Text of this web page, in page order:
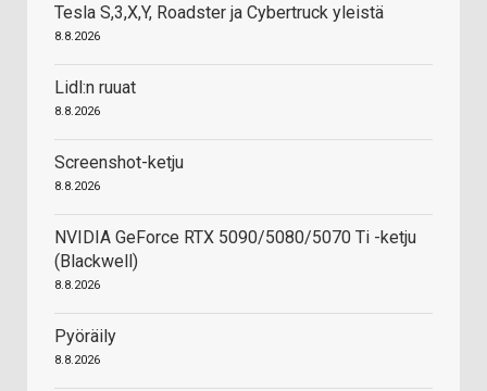
Tesla S,3,X,Y, Roadster ja Cybertruck yleistä
8.8.2026
Lidl:n ruuat
8.8.2026
Screenshot-ketju
8.8.2026
NVIDIA GeForce RTX 5090/5080/5070 Ti -ketju
(Blackwell)
8.8.2026
Pyöräily
8.8.2026